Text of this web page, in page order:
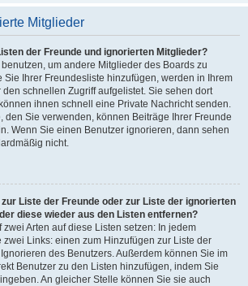
Mitglieder
der Freunde und ignorierten Mitglieder?
um andere Mitglieder des Boards zu
Sie Ihrer Freundesliste hinzufügen, werden in Ihrem
schnellen Zugriff aufgelistet. Sie sehen dort
ihnen schnell eine Private Nachricht senden.
den Sie verwenden, können Beiträge Ihrer Freunde
Wenn Sie einen Benutzer ignorieren, dann sehen
nicht.
Liste der Freunde oder zur Liste der ignorierten
diese wieder aus den Listen entfernen?
Arten auf diese Listen setzen: In jedem
zwei Links: einen zum Hinzufügen zur Liste der
des Benutzers. Außerdem können Sie im
Benutzer zu den Listen hinzufügen, indem Sie
An gleicher Stelle können Sie sie auch